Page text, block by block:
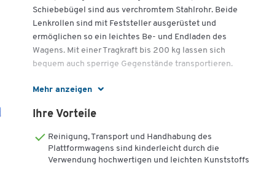
Mehr anzeigen
Schiebebügel sind aus verchromtem Stahlrohr. Beide
Lenkrollen sind mit Feststeller ausgerüstet und
ermöglichen so ein leichtes Be- und Endladen des
Wagens. Mit einer Tragkraft bis 200 kg lassen sich
bequem auch sperrige Gegenstände transportieren.
Tragkraft: 200 kg
Durchmesser Rollen: 127 mm
Gewicht: ca. 13 kg
Ihre Vorteile
Reinigung, Transport und Handhabung des
Plattformwagens sind kinderleicht durch die
Verwendung hochwertigen und leichten Kunststoffs